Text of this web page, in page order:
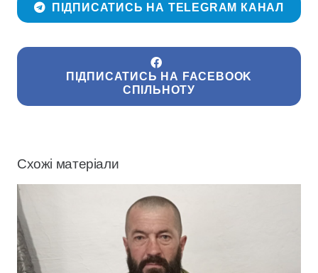
ПІДПИСАТИСЬ НА TELEGRAM КАНАЛ
ПІДПИСАТИСЬ НА FACEBOOK
СПІЛЬНОТУ
Схожі матеріали